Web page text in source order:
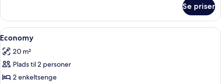
Se priser
Indlæs
alle
billeder
af
Economy
Et soveværelse med seng, stol,
1
Economy
20 m²
Plads til 2 personer
2 enkeltsenge